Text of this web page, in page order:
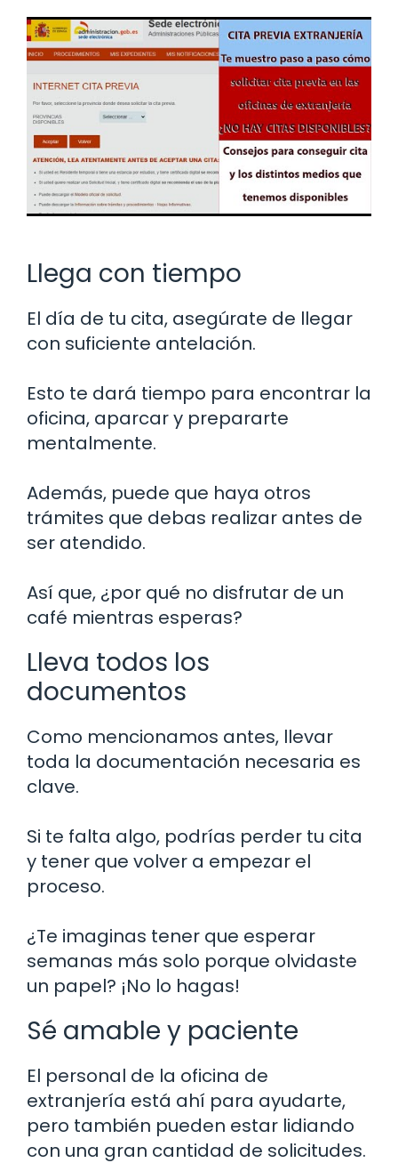
Llega con tiempo
El día de tu cita, asegúrate de llegar
con suficiente antelación.
Esto te dará tiempo para encontrar la
oficina, aparcar y prepararte
mentalmente.
Además, puede que haya otros
trámites que debas realizar antes de
ser atendido.
Así que, ¿por qué no disfrutar de un
café mientras esperas?
Lleva todos los
documentos
Como mencionamos antes, llevar
toda la documentación necesaria es
clave.
Si te falta algo, podrías perder tu cita
y tener que volver a empezar el
proceso.
¿Te imaginas tener que esperar
semanas más solo porque olvidaste
un papel? ¡No lo hagas!
Sé amable y paciente
El personal de la oficina de
extranjería está ahí para ayudarte,
pero también pueden estar lidiando
con una gran cantidad de solicitudes.